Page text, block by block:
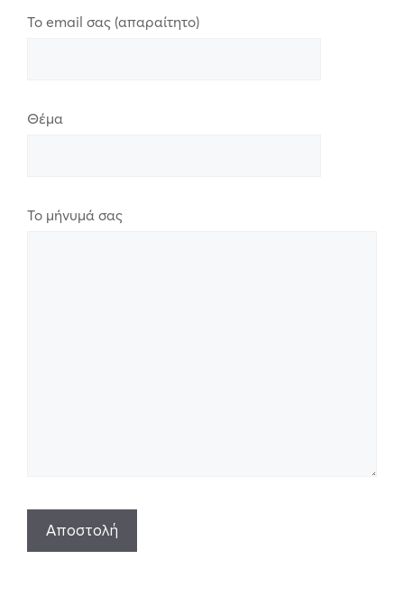
Το email σας (απαραίτητο)
Θέμα
Το μήνυμά σας